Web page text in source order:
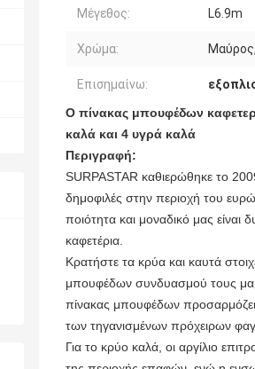
Μέγεθος: L6.9m
Χρώμα:
Επισημαίνω:
Ο πίνακας μπουφέδων
καλά και 4 υγρά καλά
Περιγραφή:
SURPASTAR καθιερώθηκε το
δημοφιλές στην περιοχή του
ποιότητα και μοναδικό μας
καφετέρια.
Κρατήστε τα κρύα και καυτά
μπουφέδων συνδυασμού τους
πίνακας μπουφέδων
των τηγανισμένων πρόχειρων
Για το κρύο καλά, οι αργίλιο